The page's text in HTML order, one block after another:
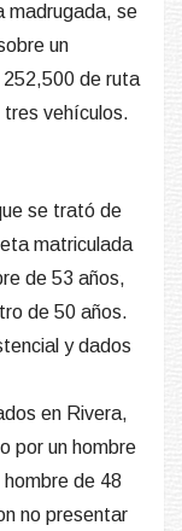
madrugada, se
un
252,500 de ruta
tres vehículos.
se trató de
matriculada
de 53 años,
de 50 años.
y dados
en Rivera,
por un hombre
hombre de 48
no presentar